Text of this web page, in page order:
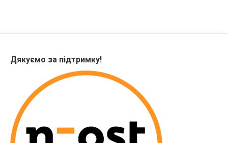
Дякуємо за підтримку!